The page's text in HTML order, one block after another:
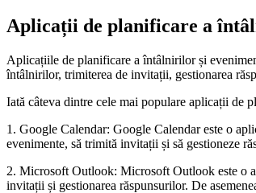
Aplicații de planificare a
Aplicațiile de planificare a întâlnirilor și
întâlnirilor, trimiterea de invitații, gestionarea
Iată câteva dintre cele mai populare aplicații de
1. Google Calendar: Google Calendar este o
evenimente, să trimită invitații și să gestioneze
2. Microsoft Outlook: Microsoft Outlook este o
invitații și gestionarea răspunsurilor. De